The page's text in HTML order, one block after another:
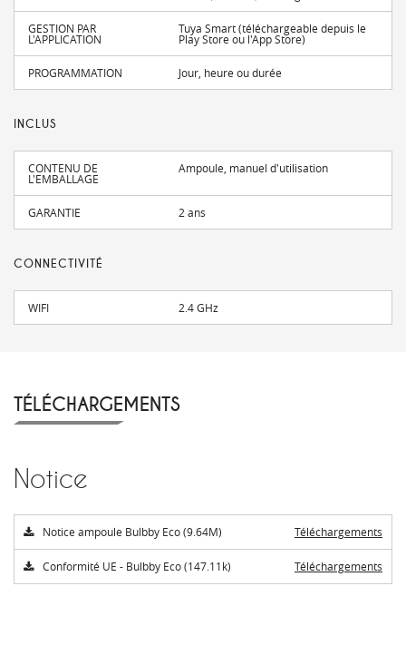
GESTION PAR
L'APPLICATION
Tuya Smart (téléchargeable depuis le
Play Store ou l'App Store)
PROGRAMMATION Jour, heure ou durée
INCLUS
CONTENU DE
L'EMBALLAGE
Ampoule, manuel d'utilisation
GARANTIE 2 ans
CONNECTIVITÉ
WIFI 2.4 GHz
TÉLÉCHARGEMENTS
Notice
Notice ampoule Bulbby Eco (9.64M) Téléchargements
Conformité UE - Bulbby Eco (147.11k) Téléchargements